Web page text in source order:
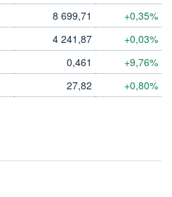
8 699,71 +0,35%
4 241,87 +0,03%
0,461 +9,76%
27,82 +0,80%